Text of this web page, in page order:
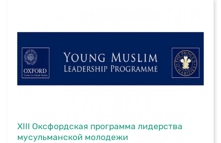
XIII Оксфордская программа лидерства
мусульманской молодежи